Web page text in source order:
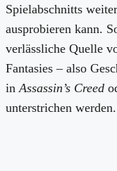
Spielabschnitts
ausprobieren kann.
verlässliche Quelle
Fantasies – also
in Assassin’s Creed
unterstrichen werden.